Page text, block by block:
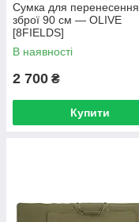
Сумка для перенесення
зброї 90 см — OLIVE
[8FIELDS]
В наявності
2 700 ₴
Купити